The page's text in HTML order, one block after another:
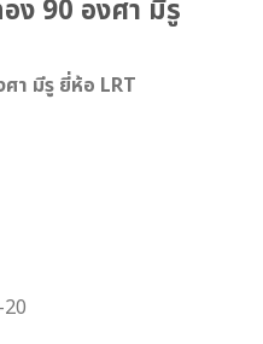
ง 90 องศา มีรู
า มีรู ยี่ห้อ LRT